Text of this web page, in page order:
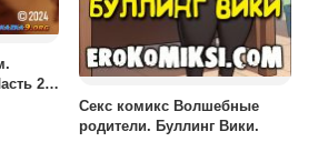
21.
Секс комикс Волшебные
родители. Буллинг Вики.